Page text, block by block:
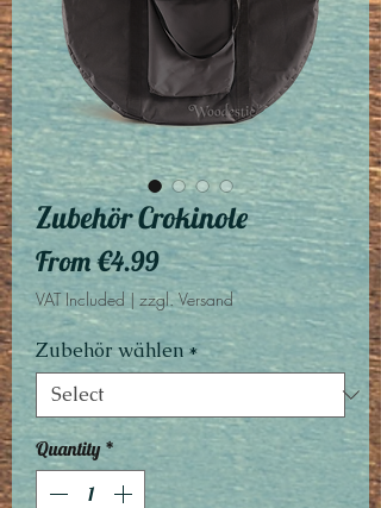
Zubehör Crokinole
From€4.99Sale
Price
VAT Included | zzgl. Versand
Zubehör wählen *
Quantity *